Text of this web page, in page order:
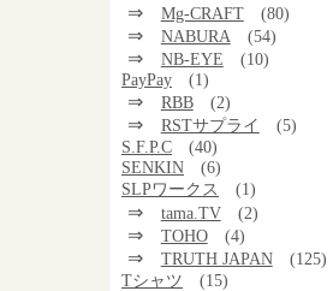
⇒ Mg-CRAFT (80)
⇒ NABURA (54)
⇒ NB-EYE
(10)
PayPay
(1)
⇒ RBB (2)
⇒ RSTサプライ
(5)
S.F.P.C
(40)
SENKIN
(6)
SLPワークス
(1)
⇒ tama.TV (2)
⇒ TOHO (4)
⇒ TRUTH JAPAN
(125)
Tシャツ
(15)